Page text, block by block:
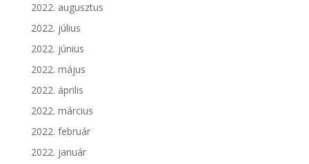
2022. augusztus
2022. július
2022. június
2022. május
2022. április
2022. március
2022. február
2022. január